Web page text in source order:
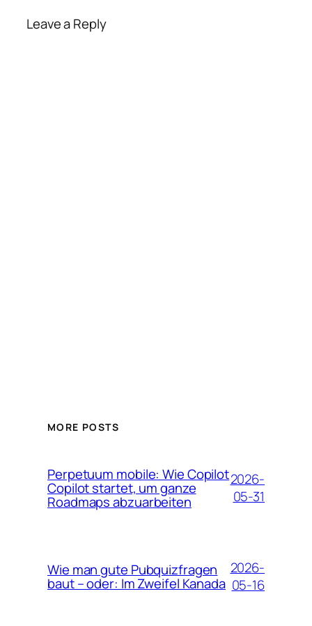
Leave a Reply
MORE POSTS
Perpetuum mobile: Wie Copilot
Copilot startet, um ganze
Roadmaps abzuarbeiten
2026-
05-31
Wie man gute Pubquizfragen
baut – oder: Im Zweifel Kanada
2026-
05-16